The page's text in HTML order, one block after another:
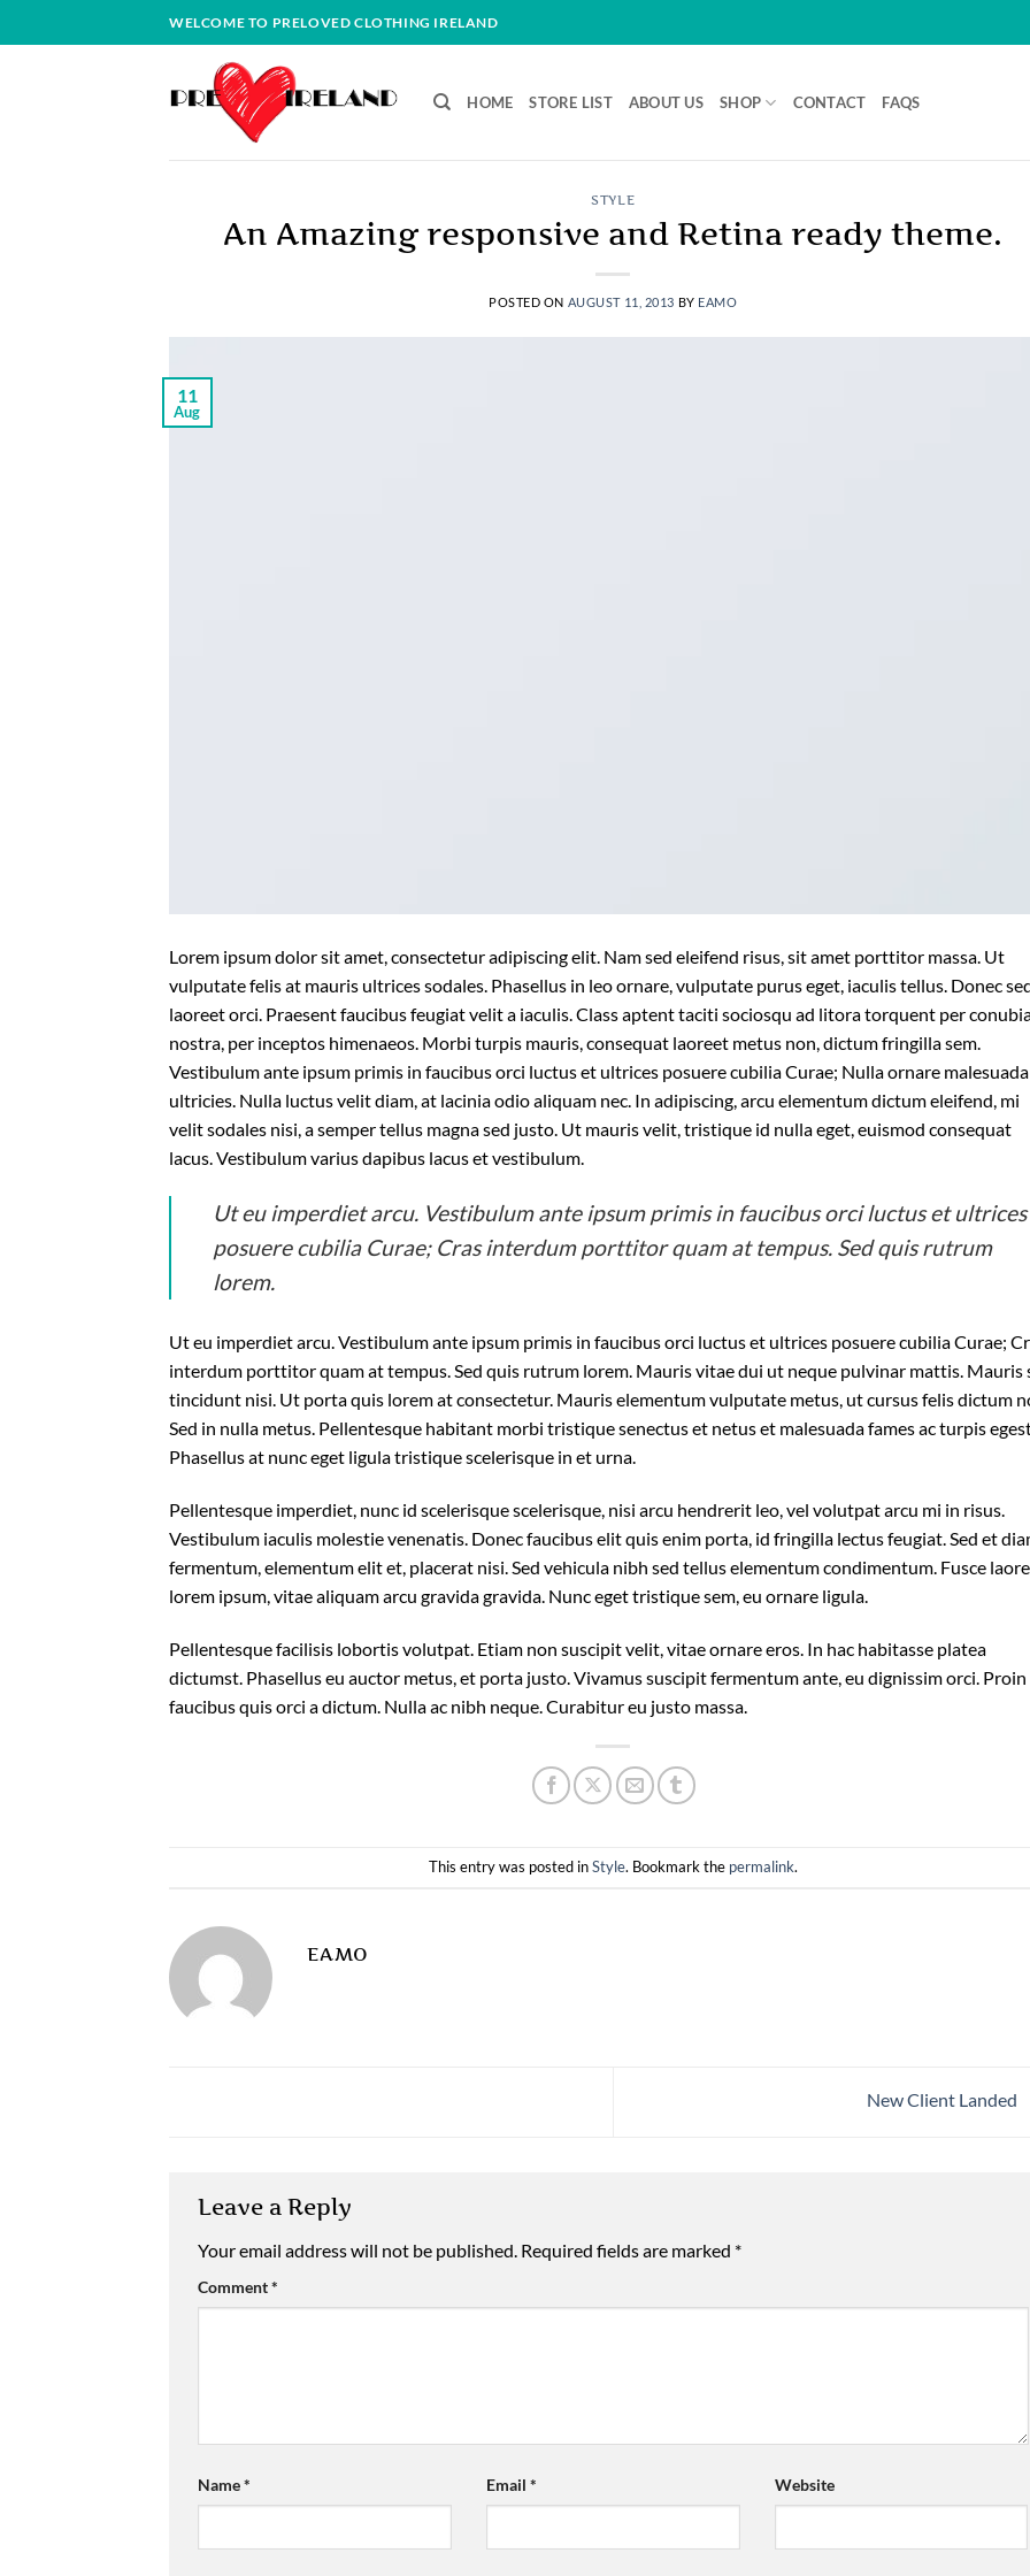
to
WELCOME TO PRELOVED CLOTHING IRELAND
HOME STORE LIST ABOUT US SHOP CONTACT FAQS
STYLE
An Amazing responsive and Retina ready theme.
POSTED ON AUGUST 11, 2013 BY EAMO
11
Aug
Lorem ipsum dolor sit amet, consectetur adipiscing elit. Nam sed eleifend risus, sit amet porttitor massa. Ut
vulputate felis at mauris ultrices sodales. Phasellus in leo ornare, vulputate purus eget, iaculis tellus. Donec
laoreet orci. Praesent faucibus feugiat velit a iaculis. Class aptent taciti sociosqu ad litora torquent per
nostra, per inceptos himenaeos. Morbi turpis mauris, consequat laoreet metus non, dictum fringilla sem.
Vestibulum ante ipsum primis in faucibus orci luctus et ultrices posuere cubilia Curae; Nulla ornare malesuada
ultricies. Nulla luctus velit diam, at lacinia odio aliquam nec. In adipiscing, arcu elementum dictum eleifend, mi
velit sodales nisi, a semper tellus magna sed justo. Ut mauris velit, tristique id nulla eget, euismod consequat
lacus. Vestibulum varius dapibus lacus et vestibulum.
Ut eu imperdiet arcu. Vestibulum ante ipsum primis in faucibus orci luctus et ultrices
posuere cubilia Curae; Cras interdum porttitor quam at tempus. Sed quis rutrum
lorem.
Ut eu imperdiet arcu. Vestibulum ante ipsum primis in faucibus orci luctus et ultrices posuere cubilia Curae;
interdum porttitor quam at tempus. Sed quis rutrum lorem. Mauris vitae dui ut neque pulvinar mattis. Mauris
tincidunt nisi. Ut porta quis lorem at consectetur. Mauris elementum vulputate metus, ut cursus felis dictum
Sed in nulla metus. Pellentesque habitant morbi tristique senectus et netus et malesuada fames ac turpis
Phasellus at nunc eget ligula tristique scelerisque in et urna.
Pellentesque imperdiet, nunc id scelerisque scelerisque, nisi arcu hendrerit leo, vel volutpat arcu mi in risus.
Vestibulum iaculis molestie venenatis. Donec faucibus elit quis enim porta, id fringilla lectus feugiat. Sed et
fermentum, elementum elit et, placerat nisi. Sed vehicula nibh sed tellus elementum condimentum. Fusce
lorem ipsum, vitae aliquam arcu gravida gravida. Nunc eget tristique sem, eu ornare ligula.
Pellentesque facilisis lobortis volutpat. Etiam non suscipit velit, vitae ornare eros. In hac habitasse platea
dictumst. Phasellus eu auctor metus, et porta justo. Vivamus suscipit fermentum ante, eu dignissim orci. Proin
faucibus quis orci a dictum. Nulla ac nibh neque. Curabitur eu justo massa.
This entry was posted inStyle. Bookmark the permalink.
EAMO
New Client Landed
Leave a Reply
Your email address will not be published. Required fields are marked *
Comment*
Name* Email * Website